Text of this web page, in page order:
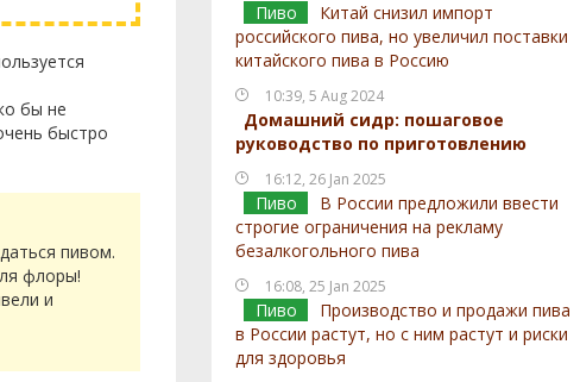
Пиво
Китай снизил импорт
российского пива, но увеличил поставки
китайского пива в Россию
10:39, 5 Aug 2024
Домашний сидр: пошаговое
руководство по приготовлению
16:12, 26 Jan 2025
Пиво
В России предложили ввести
строгие ограничения на рекламу
безалкогольного пива
16:08, 25 Jan 2025
Пиво
Производство и продажи пива
в России растут, но с ним растут и риски
для здоровья
бы не
быстро
пивом.
флоры!
и